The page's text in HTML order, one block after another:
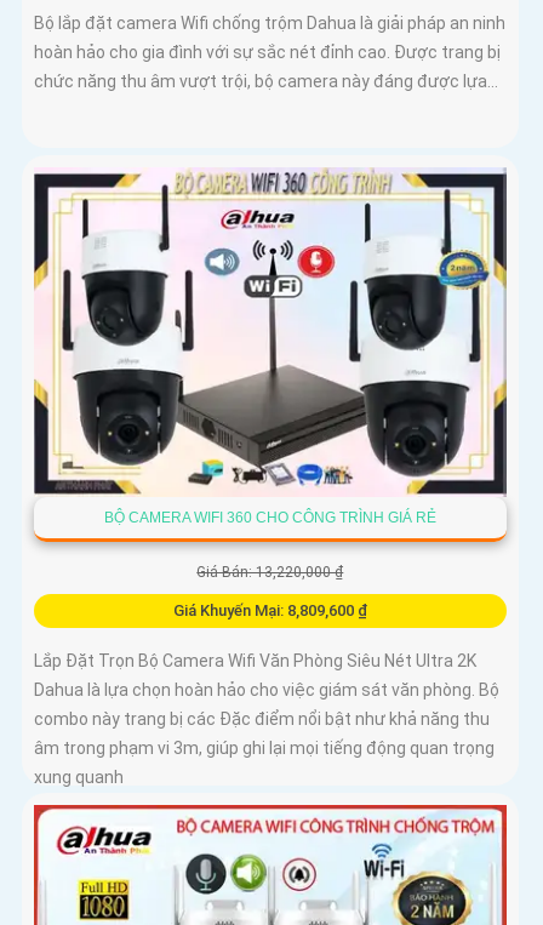
Bộ lắp đặt camera Wifi chống trộm Dahua là giải pháp an ninh
hoàn hảo cho gia đình với sự sắc nét đỉnh cao. Được trang bị
chức năng thu âm vượt trội, bộ camera này đáng được lựa...
BỘ CAMERA WIFI 360 CHO CÔNG TRÌNH GIÁ RẺ
Giá Bán: 13,220,000 ₫
Giá Khuyến Mại: 8,809,600 ₫
Lắp Đặt Trọn Bộ Camera Wifi Văn Phòng Siêu Nét Ultra 2K
Dahua là lựa chọn hoàn hảo cho việc giám sát văn phòng. Bộ
combo này trang bị các Đặc điểm nổi bật như khả năng thu
âm trong phạm vi 3m, giúp ghi lại mọi tiếng động quan trọng
xung quanh